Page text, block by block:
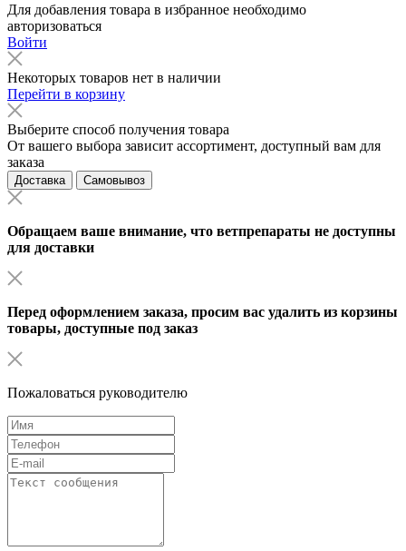
Для добавления товара в избранное необходимо
авторизоваться
Войти
Некоторых товаров нет в наличии
Перейти в корзину
Выберите способ получения товара
От вашего выбора зависит ассортимент, доступный вам для
заказа
Доставка Самовывоз
Обращаем ваше внимание, что ветпрепараты не доступны
для доставки
Перед оформлением заказа, просим вас удалить из корзины
товары, доступные под заказ
Пожаловаться руководителю